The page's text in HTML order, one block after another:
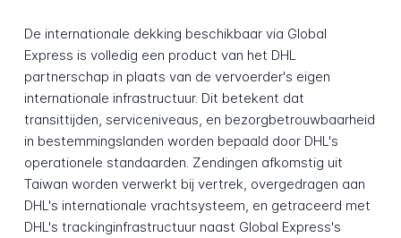
De internationale dekking beschikbaar via Global
Express is volledig een product van het DHL
partnerschap in plaats van de vervoerder's eigen
internationale infrastructuur. Dit betekent dat
transittijden, serviceniveaus, en bezorgbetrouwbaarheid
in bestemmingslanden worden bepaald door DHL's
operationele standaarden. Zendingen afkomstig uit
Taiwan worden verwerkt bij vertrek, overgedragen aan
DHL's internationale vrachtsysteem, en getraceerd met
DHL's trackinginfrastructuur naast Global Express's